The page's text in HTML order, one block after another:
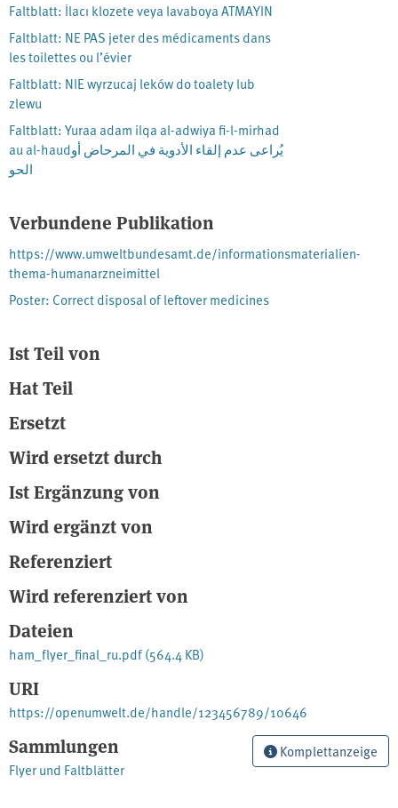
Faltblatt: İlacı klozete veya lavaboya ATMAYIN
Faltblatt: NE PAS jeter des médicaments dans
les toilettes ou l’évier
Faltblatt: NIE wyrzucaj leków do toalety lub
zlewu
Faltblatt: Yuraa adam ilqa al-adwiya fi-l-mirhad
au al-haudيُراعى عدم إلقاء الأدوية في المرحاض أو
الحو
Verbundene Publikation
https://www.umweltbundesamt.de/informationsmaterialien-
thema-humanarzneimittel
Poster: Correct disposal of leftover medicines
Ist Teil von
Hat Teil
Ersetzt
Wird ersetzt durch
Ist Ergänzung von
Wird ergänzt von
Referenziert
Wird referenziert von
Dateien
ham_flyer_final_ru.pdf(564.4 KB)
URI
https://openumwelt.de/handle/123456789/10646
Sammlungen
Flyer und Faltblätter
Komplettanzeige